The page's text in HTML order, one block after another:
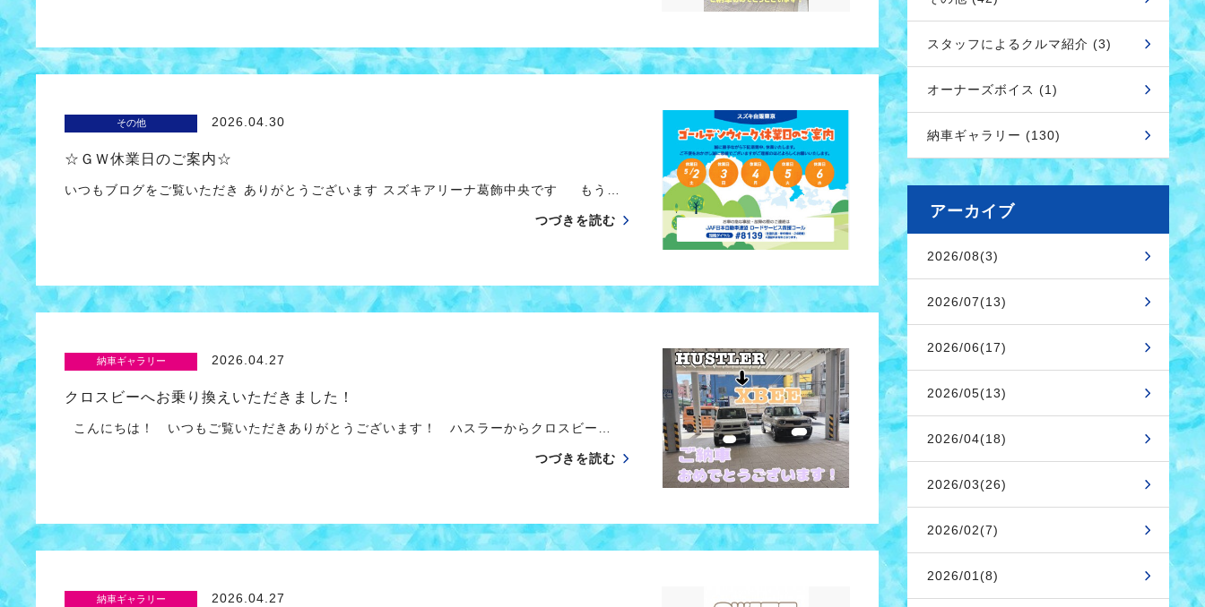
その他 2026.04.30
☆ＧＷ休業日のご案内☆
いつもブログをご覧いただき ありがとうございます スズキアリーナ葛飾中央です もう…
つづきを読む
納車ギャラリー 2026.04.27
クロスビーへお乗り換えいただきました！
こんにちは！ いつもご覧いただきありがとうございます！ ハスラーからクロスビー…
つづきを読む
納車ギャラリー 2026.04.27
スタッフによるクルマ紹介 (3)
オーナーズボイス (1)
納車ギャラリー (130)
アーカイブ
2026/08(3)
2026/07(13)
2026/06(17)
2026/05(13)
2026/04(18)
2026/03(26)
2026/02(7)
2026/01(8)